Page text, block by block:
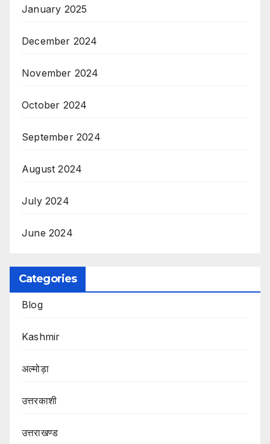
January 2025
December 2024
November 2024
October 2024
September 2024
August 2024
July 2024
June 2024
Categories
Blog
Kashmir
अल्मोड़ा
उत्तरकाशी
उत्तराखण्ड